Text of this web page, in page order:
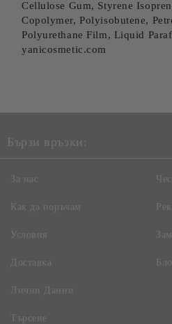
Cellulose Gum, Styrene
Copolymer, Polyisobutene,
Polyurethane Film, Liquid
yanicosmetic.com
Бързи връзки:
За нас
Как да поръчам
Условия
Доставка
Лични Данни
Търсене